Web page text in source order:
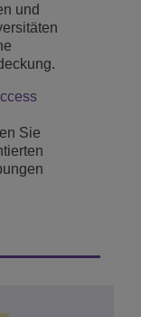
und
Sie